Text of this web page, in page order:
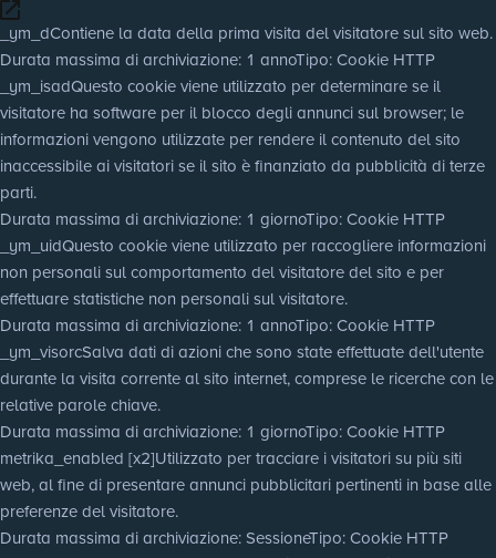
_ym_dContiene la data della prima visita del visitatore sul sito web.
Durata massima di archiviazione: 1 annoTipo: Cookie HTTP
_ym_isadQuesto cookie viene utilizzato per determinare se il
visitatore ha software per il blocco degli annunci sul browser; le
informazioni vengono utilizzate per rendere il contenuto del sito
inaccessibile ai visitatori se il sito è finanziato da pubblicità di terze
parti.
Durata massima di archiviazione: 1 giornoTipo: Cookie HTTP
_ym_uidQuesto cookie viene utilizzato per raccogliere informazioni
non personali sul comportamento del visitatore del sito e per
effettuare statistiche non personali sul visitatore.
Durata massima di archiviazione: 1 annoTipo: Cookie HTTP
_ym_visorcSalva dati di azioni che sono state effettuate dell'utente
durante la visita corrente al sito internet, comprese le ricerche con le
relative parole chiave.
Durata massima di archiviazione: 1 giornoTipo: Cookie HTTP
metrika_enabled [x2]Utilizzato per tracciare i visitatori su più siti
web, al fine di presentare annunci pubblicitari pertinenti in base alle
preferenze del visitatore.
Durata massima di archiviazione: SessioneTipo: Cookie HTTP